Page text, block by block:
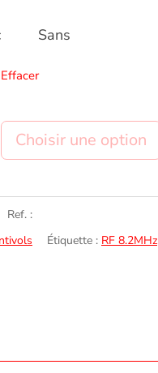
Sans
Effacer
Ajouter au panier
Ref. :
Étiquette : RF 8.2MHz